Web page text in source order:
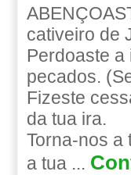
cativeiro de
Perdoaste
pecados.
Fizeste
da tua ira.
Torna-nos a
a tua ...